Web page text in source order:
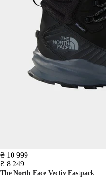
₴ 10 999
₴ 8 249
The North Face Vectiv Fastpack